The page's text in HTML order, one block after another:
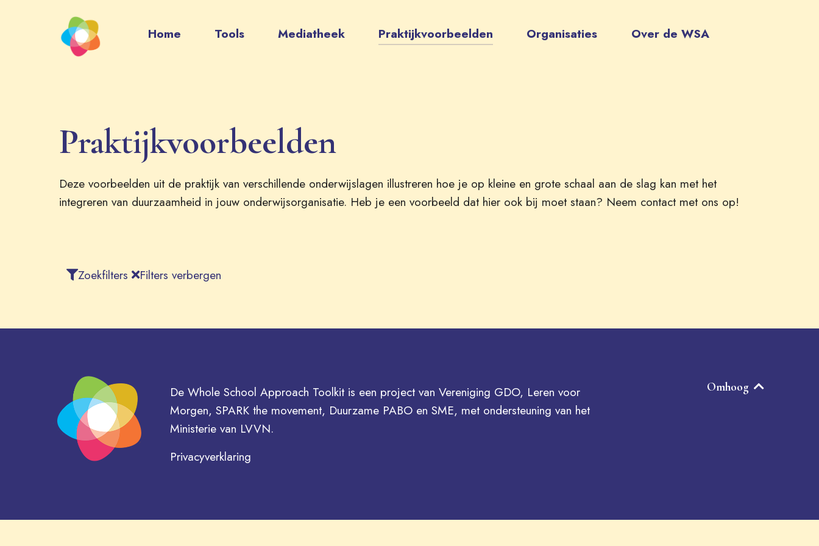
Home Tools Mediatheek Praktijkvoorbeelden Organisaties Over de WSA
Praktijkvoorbeelden
Deze voorbeelden uit de praktijk van verschillende onderwijslagen illustreren hoe je op kleine en grote schaal aan de slag kan met het
integreren van duurzaamheid in jouw onderwijsorganisatie. Heb je een voorbeeld dat hier ook bij moet staan? Neem contact met ons op!
Zoekfilters Filters verbergen
De Whole School Approach Toolkit is een project van Vereniging GDO, Leren voor
Morgen, SPARK the movement, Duurzame PABO en SME, met ondersteuning van het
Ministerie van LVVN.
Privacyverklaring
Omhoog